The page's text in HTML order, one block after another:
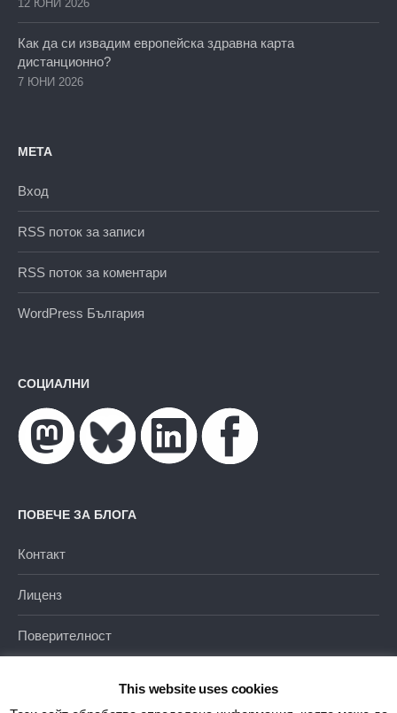
12 ЮНИ 2026
Как да си извадим европейска здравна карта
дистанционно?
7 ЮНИ 2026
МЕТА
Вход
RSS поток за записи
RSS поток за коментари
WordPress България
СОЦИАЛНИ
ПОВЕЧЕ ЗА БЛОГА
Контакт
Лиценз
Поверителност
This website uses cookies